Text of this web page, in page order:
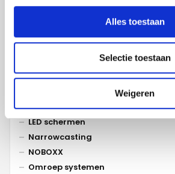
Alles toestaan
Selectie toestaan
Weigeren
Commercial
Experience centers
Events
LED schermen
Narrowcasting
NOBOXX
Omroep systemen